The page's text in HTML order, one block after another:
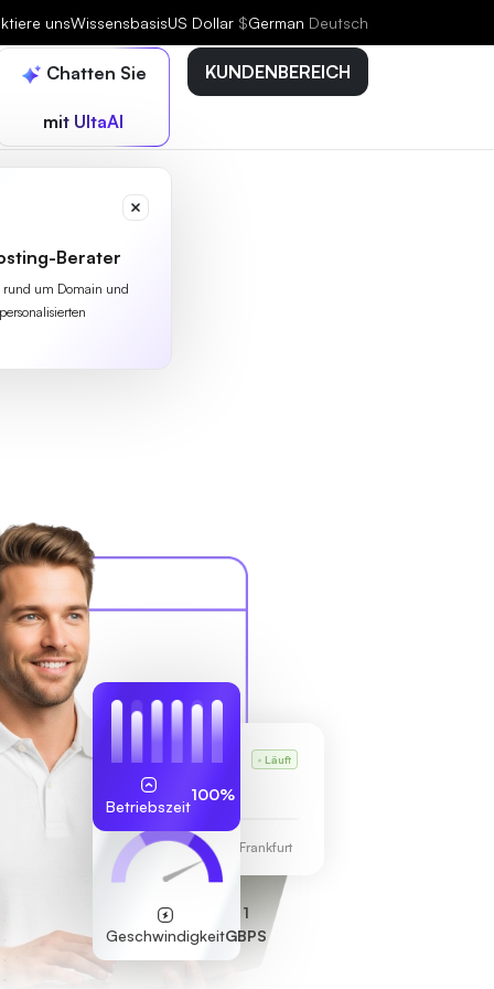
unsWissensbasisUS Dollar $German Deutsch
Chatten Sie
mit UltaAI
Berater
rund um Domain und
KUNDENBEREICH
Karls VPS Läuft
255.189.85.19
Rechenzentrum Frankfurt
Geschwindigkeit
1
GBPS
Betriebszeit
100%